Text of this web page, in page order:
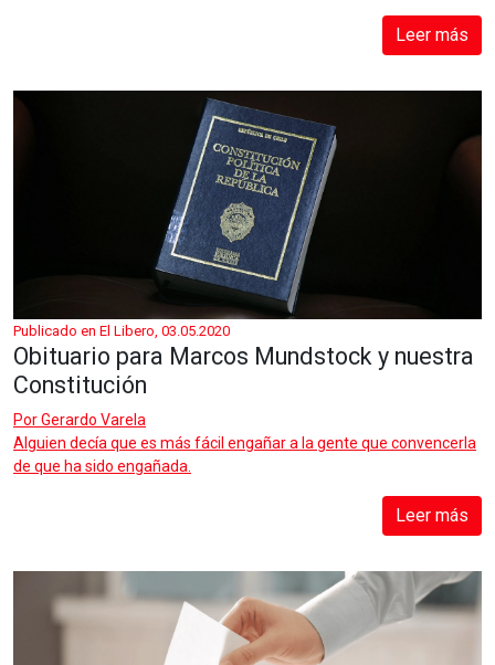
Leer más
Publicado en El Libero, 03.05.2020
Obituario para Marcos Mundstock y nuestra
Constitución
PorGerardo Varela
Alguien decía que es más fácil engañar a la gente que convencerla
de que ha sido engañada.
Leer más